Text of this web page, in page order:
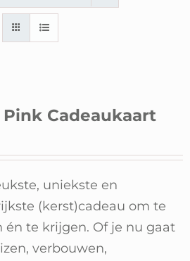
Pink Cadeaukaart
uniekste en
(kerst)cadeau om te
én te krijgen. Of je nu gaat
verbouwen,